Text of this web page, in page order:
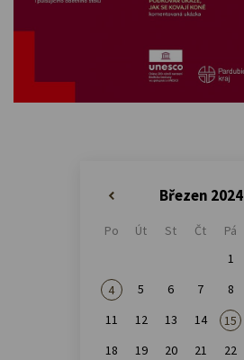
Březen 2024
Po Út St Čt Pá
1
4
5 6 7 8
11
12 13 14 15
18
19 20 21 22